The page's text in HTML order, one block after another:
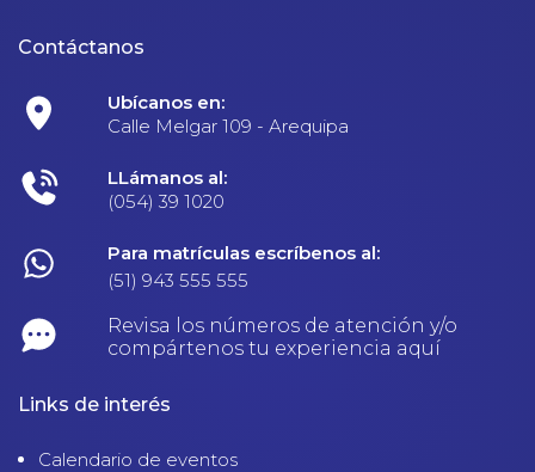
Contáctanos
Ubícanos en:
Calle Melgar 109 - Arequipa
LLámanos al:
(054) 39 1020
Para matrículas escríbenos al:
(51) 943 555 555
Revisa los números de atención y/o
compártenos tu experiencia aquí
Links de interés
Calendario de eventos